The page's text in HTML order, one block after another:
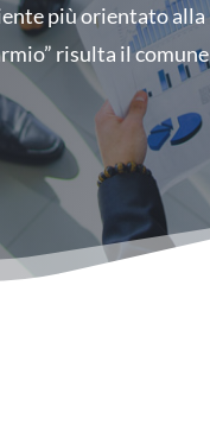
più orientato alla
risulta il comune